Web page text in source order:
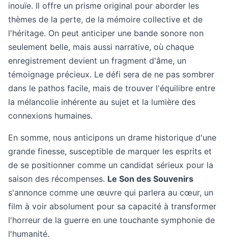
inouïe. Il offre un prisme original pour aborder les
thèmes de la perte, de la mémoire collective et de
l'héritage. On peut anticiper une bande sonore non
seulement belle, mais aussi narrative, où chaque
enregistrement devient un fragment d'âme, un
témoignage précieux. Le défi sera de ne pas sombrer
dans le pathos facile, mais de trouver l'équilibre entre
la mélancolie inhérente au sujet et la lumière des
connexions humaines.
En somme, nous anticipons un drame historique d'une
grande finesse, susceptible de marquer les esprits et
de se positionner comme un candidat sérieux pour la
saison des récompenses. Le Son des Souvenirs
s'annonce comme une œuvre qui parlera au cœur, un
film à voir absolument pour sa capacité à transformer
l'horreur de la guerre en une touchante symphonie de
l'humanité.